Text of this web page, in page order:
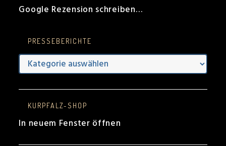
Google Rezension schreiben…
PRESSEBERICHTE
Presseberichte
KURPFALZ-SHOP
In neuem Fenster öffnen